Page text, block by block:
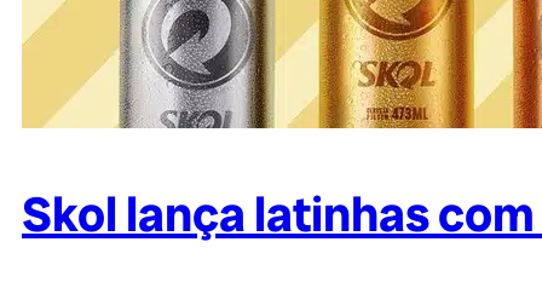
Skol lança latinhas